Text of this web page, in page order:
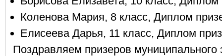
Коленова Мария, 8 класс, Диплом
Елисеева Дарья, 11 класс, Диплом
Поздравляем призеров муниципального